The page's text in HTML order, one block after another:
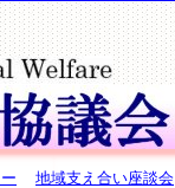
地域支え合い座談会